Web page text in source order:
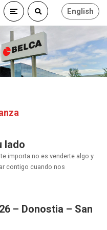
English
lado
importa no es venderte algo y
contigo cuando nos
– Donostia – San